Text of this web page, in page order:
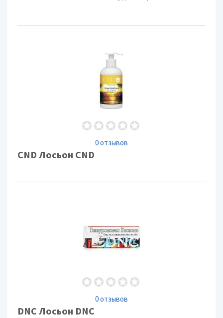
0 отзывов
CND Лосьон CND
0 отзывов
DNC Лосьон DNC